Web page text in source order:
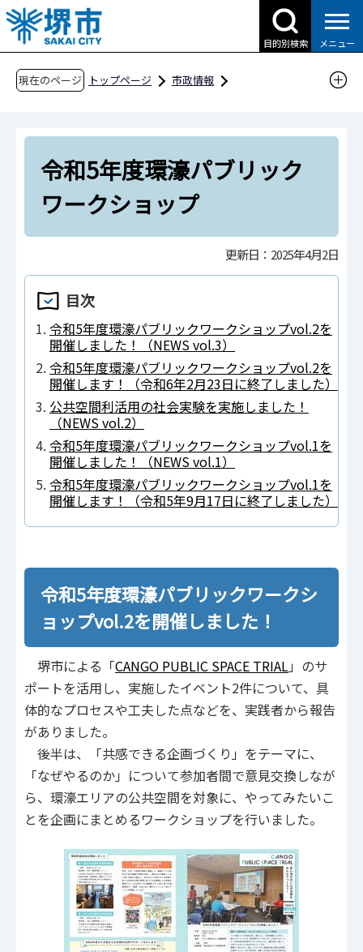
こ
の
ペ
目的別検索 メニュー
現在のページ トップページ
市政情報
公共空間利活用
令和5年度以降の取組
令和5年度環濠パブリックワークショップ
令和5年度環濠パブリック
ワークショップ
更新日：2025年4月2日
目次
令和5年度環濠パブリックワークショップvol.2を
開催しました！（NEWS vol.3）
令和5年度環濠パブリックワークショップvol.2を
開催します！（令和6年2月23日に終了しました）
公共空間利活用の社会実験を実施しました！
（NEWS vol.2）
令和5年度環濠パブリックワークショップvol.1を
開催しました！（NEWS vol.1）
令和5年度環濠パブリックワークショップvol.1を
開催します！（令和5年9月17日に終了しました）
令和5年度環濠パブリックワークシ
ョップvol.2を開催しました！
堺市による「CANGO PUBLIC SPACE TRIAL 」のサ
ポートを活用し、実施したイベント2件について、具
体的なプロセスや工夫した点などを、実践者から報告
がありました。
後半は、「共感できる企画づくり」をテーマに、
「なぜやるのか」について参加者間で意見交換しなが
ら、環濠エリアの公共空間を対象に、やってみたいこ
とを企画にまとめるワークショップを行いました。